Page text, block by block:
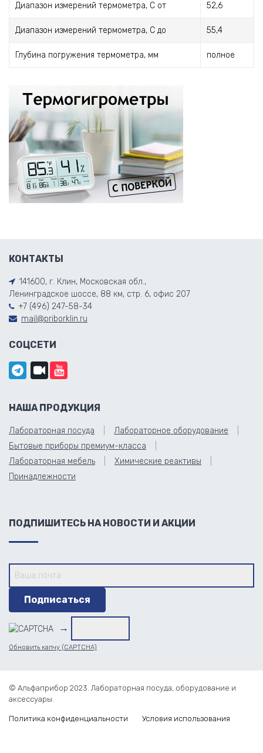
Диапазон измерений термометра, С от 52,6
Диапазон измерений термометра, С до 55,4
Глубина погружения термометра, мм полное
КОНТАКТЫ
141600, г. Клин, Московская обл.,
Ленинградское шоссе, 88 км, стр. 6, офис 207
+7 (496) 247-58-34
mail@priborklin.ru
СОЦСЕТИ
НАША ПРОДУКЦИЯ
Лабораторная посуда
Лабораторное оборудование
Бытовые приборы премиум-класса
Лабораторная мебель
Химические реактивы
Принадлежности
ПОДПИШИТЕСЬ НА НОВОСТИ И АКЦИИ
→
Обновить капчу (CAPTCHA)
© Альфаприбор 2023. Лабораторная посуда, оборудование и
аксессуары.
Политика конфиденциальности Условия использования